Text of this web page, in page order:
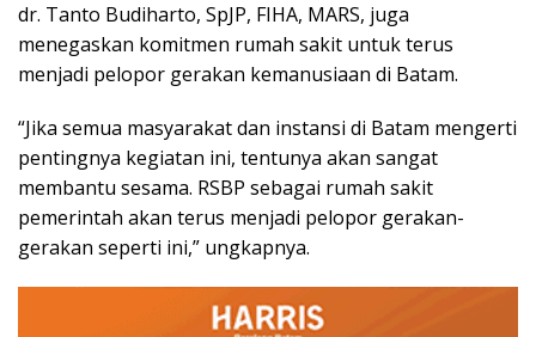
dr. Tanto Budiharto, SpJP, FIHA, MARS, juga
menegaskan komitmen rumah sakit untuk terus
menjadi pelopor gerakan kemanusiaan di Batam.
“Jika semua masyarakat dan instansi di Batam mengerti
pentingnya kegiatan ini, tentunya akan sangat
membantu sesama. RSBP sebagai rumah sakit
pemerintah akan terus menjadi pelopor gerakan-
gerakan seperti ini,” ungkapnya.